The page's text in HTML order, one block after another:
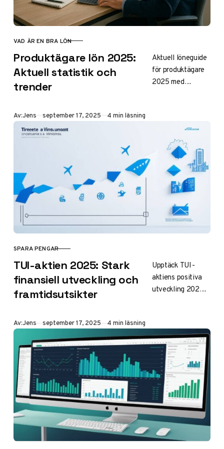
KATEGORI
VAD ÄR EN BRA LÖN
Produktägare lön 2025:
Aktuell statistik och
trender
Aktuell löneguide
för produktägare
2025 med
regioner i Sverige.
Se medellöner och
tips för maximal
lönepotential.
Av:Jens Publicerad
september 17, 2025 4 min läsning
KATEGORI
SPARA PENGAR
TUI-aktien 2025: Stark
finansiell utveckling och
framtidsutsikter
Upptäck TUI-
aktiens positiva
utveckling 2025
EUR, digital
transformation
och geografisk
expansion som
driver fortsatt
tillväxt.
Av:Jens Publicerad
september 17, 2025 4 min läsning